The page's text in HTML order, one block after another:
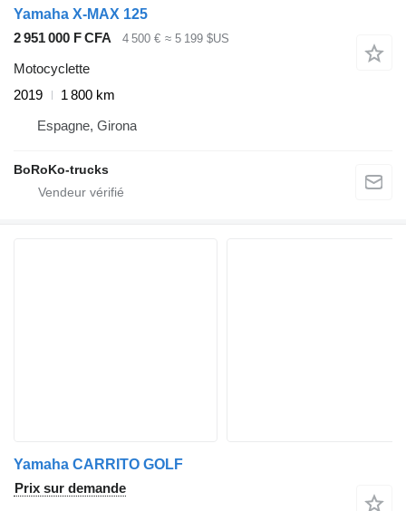
Yamaha X-MAX 125
2 951 000 F CFA
4 500 € ≈ 5 199 $US
Motocyclette
2019
1 800 km
Espagne, Girona
BoRoKo-trucks
Yamaha CARRITO GOLF
Prix sur demande